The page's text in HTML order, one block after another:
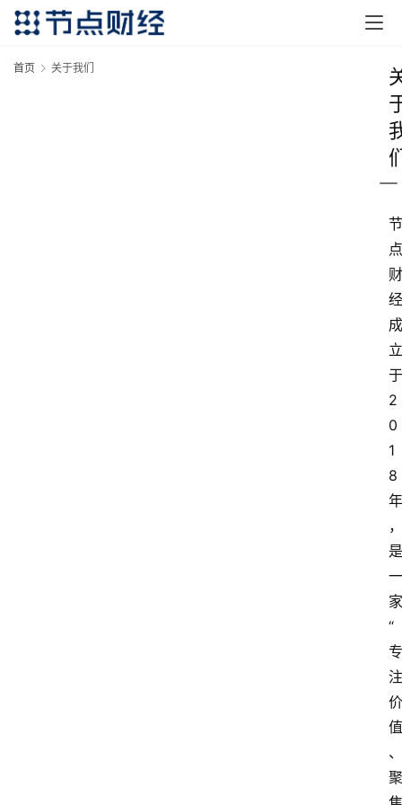
首页 关于我们
节
点
财
经
成
立
于
2
0
1
8
年
，
是
一
家
“
专
注
价
值
、
聚